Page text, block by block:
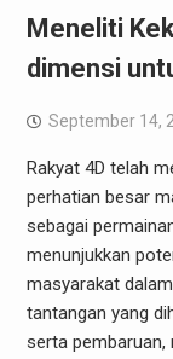
Meneliti
dimensi
September 14,
Rakyat 4D telah
perhatian besar
sebagai
menunjukkan
masyarakat
tantangan yang
serta pembaruan,